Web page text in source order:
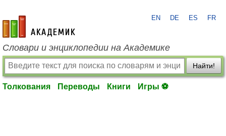
academic.ru
EN DE ES FR
Словари и энциклопедии на Академике
Найти!
Толкования Переводы Книги Игры ⚽